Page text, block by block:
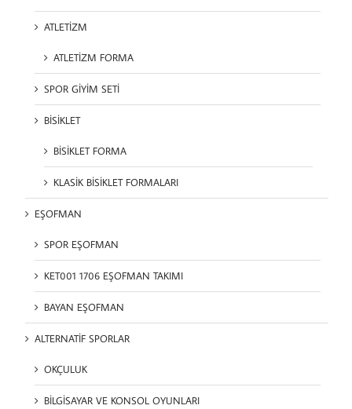
ATLETİZM
ATLETİZM FORMA
SPOR GİYİM SETİ
BİSİKLET
BİSİKLET FORMA
KLASİK BİSİKLET FORMALARI
EŞOFMAN
SPOR EŞOFMAN
KET001 1706 EŞOFMAN TAKIMI
BAYAN EŞOFMAN
ALTERNATİF SPORLAR
OKÇULUK
BİLGİSAYAR VE KONSOL OYUNLARI